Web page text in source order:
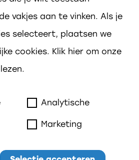
vakjes aan te vinken. Als je
selecteert, plaatsen we
cookies. Klik hier om onze
Analytische
Marketing